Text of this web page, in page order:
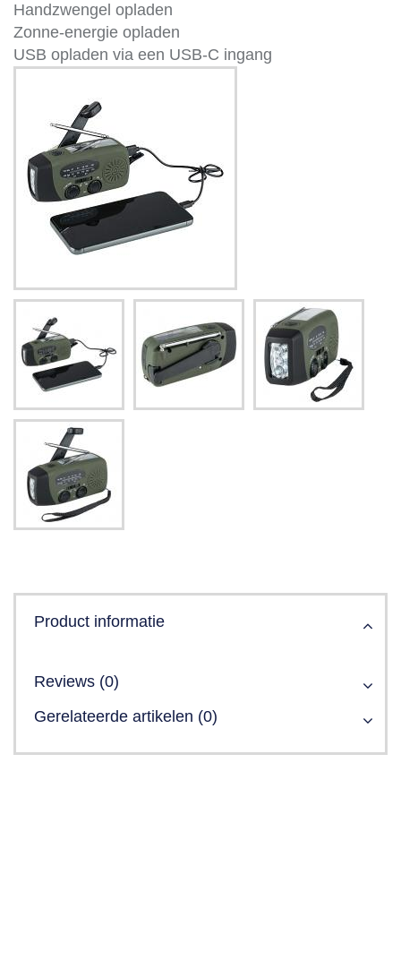
Handzwengel opladen
Zonne-energie opladen
USB opladen via een USB-C ingang
Product informatie
Reviews (0)
Gerelateerde artikelen (0)